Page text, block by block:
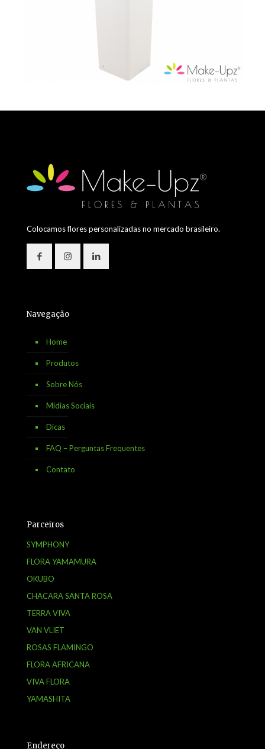
Colocamos flores personalizadas no mercado brasileiro.
Navegação
Home
Produtos
Sobre Nós
Mídias Sociais
Dicas
FAQ – Perguntas Frequentes
Contato
Parceiros
SYMPHONY
FLORA YAMAMURA
OKUBO
CHACARA SANTA ROSA
TERRA VIVA
VAN VLIET
ROSAS FLAMINGO
FLORA AFRICANA
VIVA FLORA
YAMASHITA
Endereço